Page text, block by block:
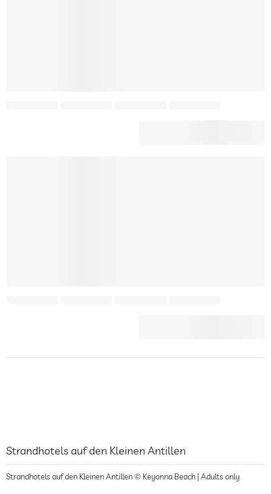
Strandhotels auf den Kleinen Antillen
Strandhotels auf den Kleinen Antillen © Keyonna Beach | Adults only